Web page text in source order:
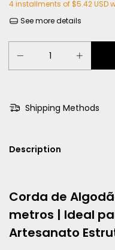
4installments of$5.42 USD
See more details
Shipping Methods
Description
Corda de
metros | Ideal
Artesanato